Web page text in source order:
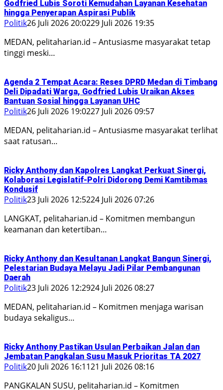
Godfried Lubis Soroti Kemudahan Layanan Kesehatan
hingga Penyerapan Aspirasi Publik
Politik26 Juli 2026 20:0229 Juli 2026 19:35
MEDAN, pelitaharian.id – Antusiasme masyarakat tetap
tinggi meski…
Agenda 2 Tempat Acara: Reses DPRD Medan di Timbang
Deli Dipadati Warga, Godfried Lubis Uraikan Akses
Bantuan Sosial hingga Layanan UHC
Politik26 Juli 2026 19:0227 Juli 2026 09:57
MEDAN, pelitaharian.id – Antusiasme masyarakat terlihat
saat ratusan…
Ricky Anthony dan Kapolres Langkat Perkuat Sinergi,
Kolaborasi Legislatif-Polri Didorong Demi Kamtibmas
Kondusif
Politik23 Juli 2026 12:5224 Juli 2026 07:26
LANGKAT, pelitaharian.id – Komitmen membangun
keamanan dan ketertiban…
Ricky Anthony dan Kesultanan Langkat Bangun Sinergi,
Pelestarian Budaya Melayu Jadi Pilar Pembangunan
Daerah
Politik23 Juli 2026 12:2924 Juli 2026 08:27
MEDAN, pelitaharian.id – Komitmen menjaga warisan
budaya sekaligus…
Ricky Anthony Pastikan Usulan Perbaikan Jalan dan
Jembatan Pangkalan Susu Masuk Prioritas TA 2027
Politik20 Juli 2026 16:1121 Juli 2026 08:16
PANGKALAN SUSU, pelitaharian.id – Komitmen